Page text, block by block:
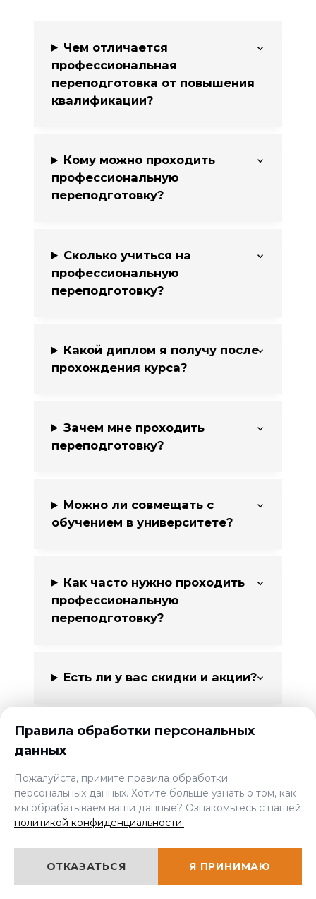
Чем отличается
профессиональная
переподготовка от повышения
квалификации?
Кому можно проходить
профессиональную
переподготовку?
Сколько учиться на
профессиональную
переподготовку?
Какой диплом я получу после
прохождения курса?
Зачем мне проходить
переподготовку?
Можно ли совмещать с
обучением в университете?
Как часто нужно проходить
профессиональную
переподготовку?
Есть ли у вас скидки и акции?
Какая форма обучения?
Правила обработки персональных
данных
Пожалуйста, примите правила обработки
персональных данных. Хотите больше узнать о том, как
мы обрабатываем ваши данные? Ознакомьтесь с нашей
политикой конфиденциальности.
ОТКАЗАТЬСЯ Я ПРИНИМАЮ